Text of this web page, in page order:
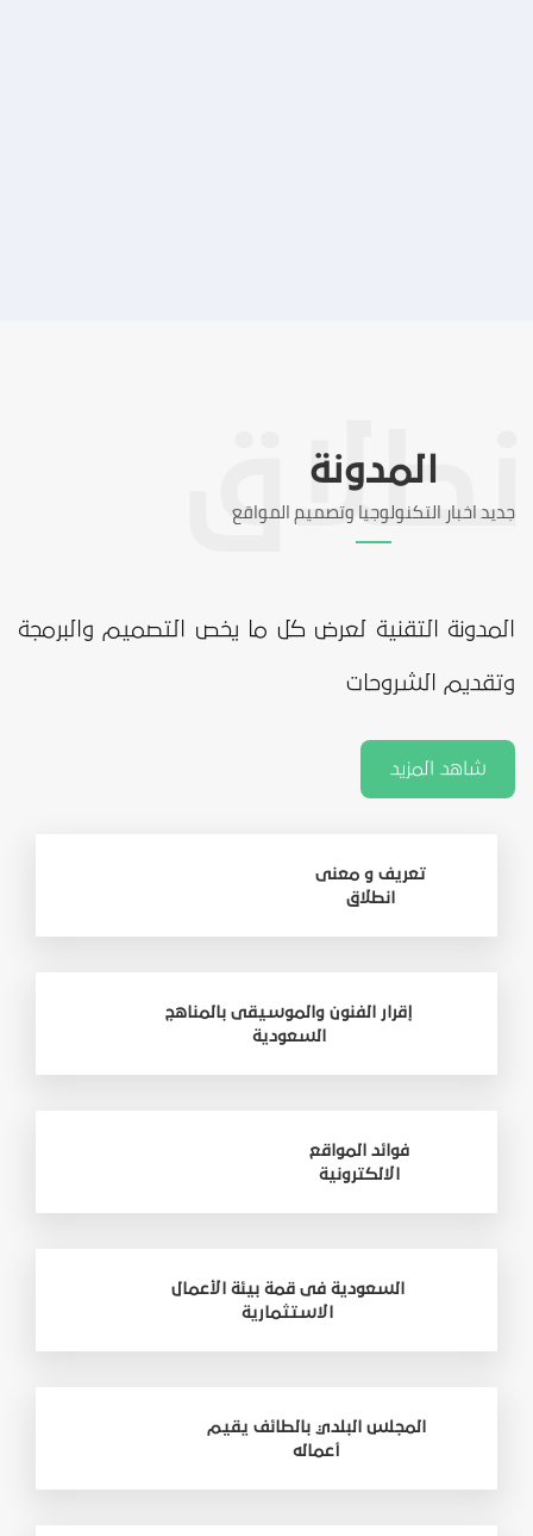
المدونة
جديد اخبار التكنولوجيا وتصميم المواقع
المدونة التقنية لعرض كل ما يخص التصميم والبرمجة
وتقديم الشروحات
شاهد المزيد
تعريف و معنى
انطلاق
إقرار الفنون والموسيقى بالمناهج
السعودية
فوائد المواقع
الالكترونية
السعودية فى قمة بيئة الأعمال
الاستثمارية
المجلس البلدي بالطائف يقيم
أعماله